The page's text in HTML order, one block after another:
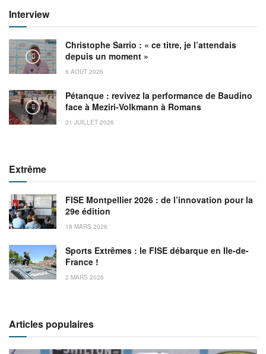
Interview
Christophe Sarrio : « ce titre, je l’attendais
depuis un moment »
6 AOÛT 2026
Pétanque : revivez la performance de Baudino
face à Meziri-Volkmann à Romans
31 JUILLET 2026
Extrême
FISE Montpellier 2026 : de l’innovation pour la
29e édition
18 MARS 2026
Sports Extrêmes : le FISE débarque en Ile-de-
France !
2 MARS 2026
Articles populaires